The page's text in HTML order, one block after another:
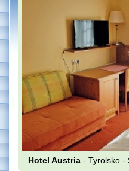
Hotel Austria - Tyrolsko -